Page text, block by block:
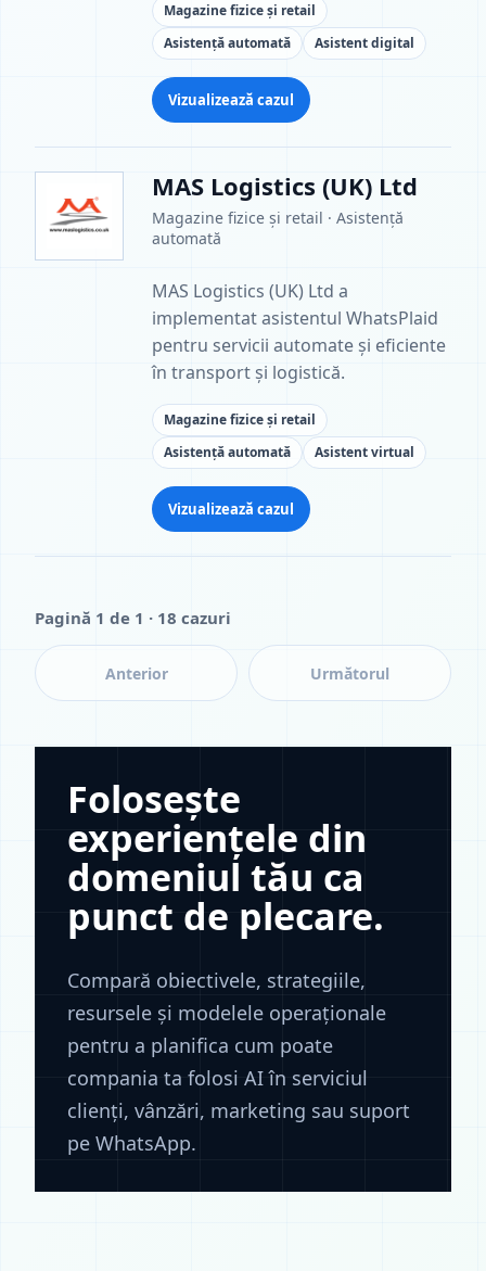
Magazine fizice și retail
Asistență automată
Asistent digital
Vizualizează cazul
MAS Logistics (UK) Ltd
Magazine fizice și retail · Asistență
automată
MAS Logistics (UK) Ltd a
implementat asistentul WhatsPlaid
pentru servicii automate și eficiente
în transport și logistică.
Magazine fizice și retail
Asistență automată
Asistent virtual
Vizualizează cazul
Pagină 1 de 1 · 18 cazuri
Anterior Următorul
Folosește
experiențele din
domeniul tău ca
punct de plecare.
Compară obiectivele, strategiile,
resursele și modelele operaționale
pentru a planifica cum poate
compania ta folosi AI în serviciul
clienți, vânzări, marketing sau suport
pe WhatsApp.